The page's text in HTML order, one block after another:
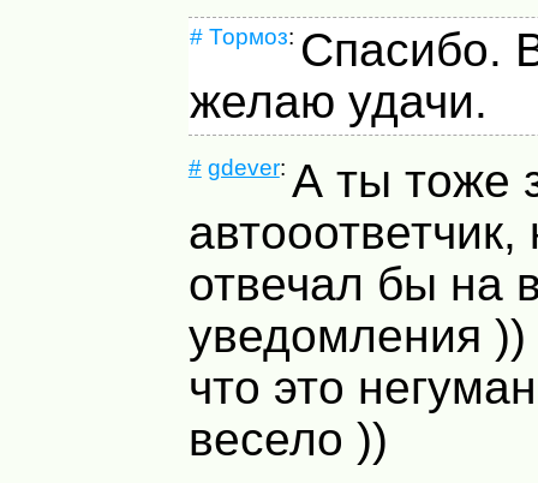
# Тормоз: Спасибо.
желаю удачи.
# gdever: А ты тоже
автооответчик,
отвечал бы на
уведомления
что это
весело ))